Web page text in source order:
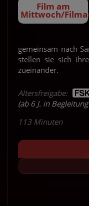
Film am
Mittwoch/
gemeinsam nach
stellen sie sich
zueinander.
Altersfreigabe:
(ab 6 J. in
113 Minuten